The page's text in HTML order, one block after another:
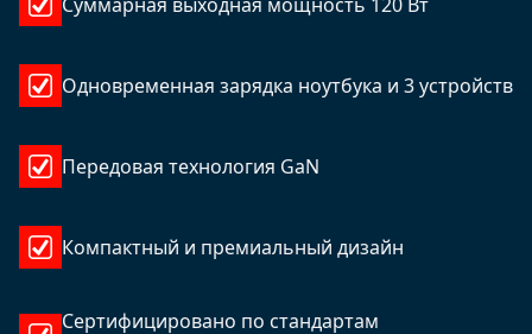
Суммарная выходная мощность 120 Вт
Одновременная зарядка ноутбука и 3 устройств
Передовая технология GaN
Компактный и премиальный дизайн
Сертифицировано по стандартам